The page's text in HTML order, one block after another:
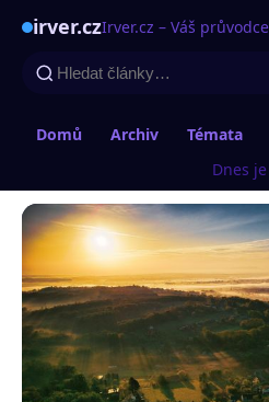
irver.czIrver.cz – Váš
Domů Archiv Témata
Dnes